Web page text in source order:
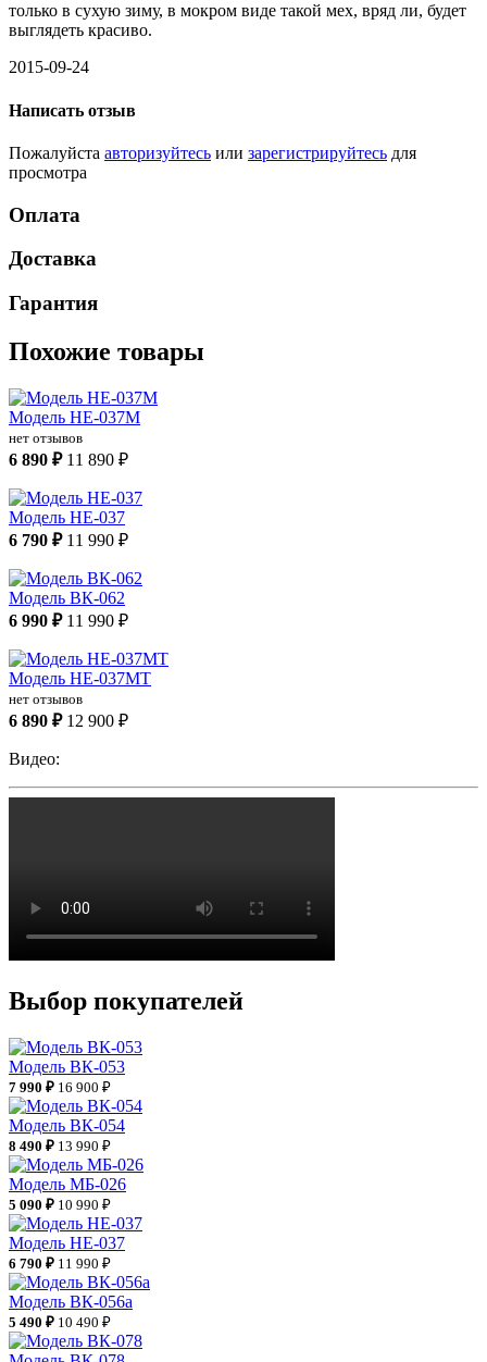
только в сухую зиму, в мокром виде такой мех, вряд ли, будет
выглядеть красиво.
2015-09-24
Написать отзыв
Пожалуйста авторизуйтесь или зарегистрируйтесь для
просмотра
Оплата
Доставка
Гарантия
Похожие товары
Модель НЕ-037М
нет отзывов
6 890 ₽ 11 890 ₽
Модель НЕ-037
6 790 ₽ 11 990 ₽
Модель ВК-062
6 990 ₽ 11 990 ₽
Модель НЕ-037МТ
нет отзывов
6 890 ₽ 12 900 ₽
Видео:
Выбор покупателей
Модель ВК-053
7 990 ₽ 16 900 ₽
Модель ВК-054
8 490 ₽ 13 990 ₽
Модель МБ-026
5 090 ₽ 10 990 ₽
Модель НЕ-037
6 790 ₽ 11 990 ₽
Модель ВК-056а
5 490 ₽ 10 490 ₽